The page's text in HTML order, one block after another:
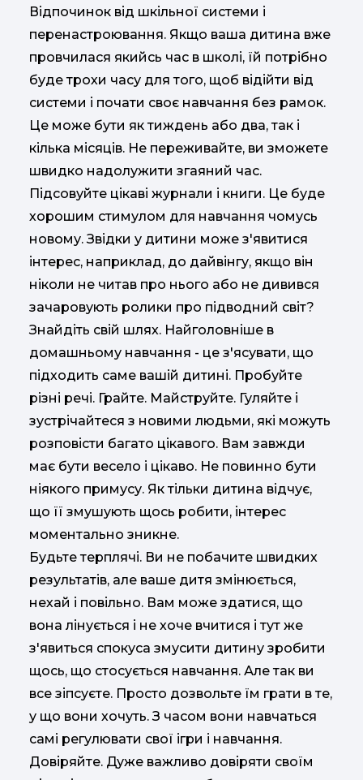
Відпочинок від шкільної системи і
перенастроювання. Якщо ваша дитина вже
провчилася якийсь час в школі, їй потрібно
буде трохи часу для того, щоб відійти від
системи і почати своє навчання без рамок.
Це може бути як тиждень або два, так і
кілька місяців. Не переживайте, ви зможете
швидко надолужити згаяний час.
Підсовуйте цікаві журнали і книги. Це буде
хорошим стимулом для навчання чомусь
новому. Звідки у дитини може з'явитися
інтерес, наприклад, до дайвінгу, якщо він
ніколи не читав про нього або не дивився
зачаровують ролики про підводний світ?
Знайдіть свій шлях. Найголовніше в
домашньому навчання - це з'ясувати, що
підходить саме вашій дитині. Пробуйте
різні речі. Грайте. Майструйте. Гуляйте і
зустрічайтеся з новими людьми, які можуть
розповісти багато цікавого. Вам завжди
має бути весело і цікаво. Не повинно бути
ніякого примусу. Як тільки дитина відчує,
що її змушують щось робити, інтерес
моментально зникне.
Будьте терплячі. Ви не побачите швидких
результатів, але ваше дитя змінюється,
нехай і повільно. Вам може здатися, що
вона лінується і не хоче вчитися і тут же
з'явиться спокуса змусити дитину зробити
щось, що стосується навчання. Але так ви
все зіпсуєте. Просто дозвольте їм грати в те,
у що вони хочуть. З часом вони навчаться
самі регулювати свої ігри і навчання.
Довіряйте. Дуже важливо довіряти своїм